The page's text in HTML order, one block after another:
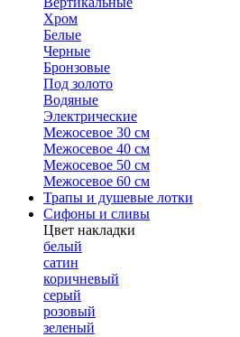
Хром
Белые
Черные
Бронзовые
Под золото
Водяные
Электрические
Межосевое 30 см
Межосевое 40 см
Межосевое 50 см
Межосевое 60 см
Трапы и душевые лотки
Сифоны и сливы
Цвет накладки
белый
сатин
коричневый
серый
розовый
зеленый